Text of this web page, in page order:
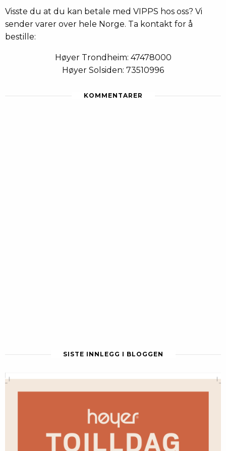
Visste du at du kan betale med VIPPS hos oss? Vi
sender varer over hele Norge. Ta kontakt for å
bestille:
Høyer Trondheim: 47478000
Høyer Solsiden: 73510996
KOMMENTARER
SISTE INNLEGG I BLOGGEN